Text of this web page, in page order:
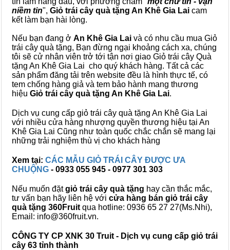
niềm tin", Giỏ trái cây quà tặng An Khê Gia Lai cam
kết làm bạn hài lòng.
Nếu bạn đang ở An Khê Gia Lai và có nhu cầu mua Giỏ
trái cây quà tặng, Bạn đừng ngại khoảng cách xa, chúng
tôi sẽ cử nhân viên trở tới tận nơi giao Giỏ trái cây Quà
tặng An Khê Gia Lai cho quý khách hàng. Tất cả các
sản phẩm đăng tải trên website đều là hình thực tế, có
tem chống hàng giả và tem bảo hành mang thương
hiệu Giỏ trái cây quà tặng An Khê Gia Lai.
Dịch vụ cung cấp giỏ trái cây quà tặng An Khê Gia Lai
với nhiều cửa hàng nhượng quyền thương hiệu tại An
Khê Gia Lai Cũng như toàn quốc chắc chắn sẽ mang lại
những trải nghiệm thù vị cho khách hàng
Xem tại: CÁC MẪU GIỎ TRÁI CÂY ĐƯỢC ƯA
CHUỘNG - 0933 055 945 - 0977 301 303
Nếu muốn đặtgiỏ trái cây quà tặng hay cần thắc mắc,
tư vấn bạn hãy liên hệ với cửa hàng bán giỏ trái cây
quà tặng 360Fruit qua hotline: 0936 65 27 27(Ms.Nhi),
Email: info@360fruit.vn.
CÔNG TY CP XNK 30 Truit - Dịch vụ cung cấp giỏ trái
cây 63 tỉnh thành